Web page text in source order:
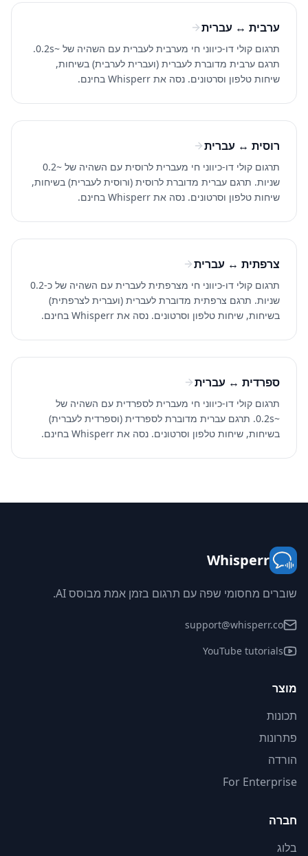
ערבית ↔ עברית
תרגום קולי דו-כיווני חי מערבית לעברית עם השהיה של ~0.2s.
תרגם ערבית מדוברת לעברית (ועברית לערבית) בשיחות,
שיחות טלפון וסרטונים. נסה את Whisperr בחינם.
רוסית ↔ עברית
תרגום קולי דו-כיווני חי מעברית לרוסית עם השהיה של ~0.2
שניות. תרגם עברית מדוברת לרוסית (ורוסית לעברית) בשיחות,
שיחות טלפון וסרטונים. נסה את Whisperr בחינם.
צרפתית ↔ עברית
תרגום קולי דו-כיווני חי מצרפתית לעברית עם השהיה של כ-0.2
שניות. תרגם צרפתית מדוברת לעברית (ועברית לצרפתית)
בשיחות, שיחות טלפון וסרטונים. נסה את Whisperr בחינם.
ספרדית ↔ עברית
תרגום קולי דו-כיווני חי מעברית לספרדית עם השהיה של
~0.2s. תרגם עברית מדוברת לספרדית (וספרדית לעברית)
בשיחות, שיחות טלפון וסרטונים. נסה את Whisperr בחינם.
Whisperr
שוברים מחסומי שפה עם תרגום בזמן אמת מבוסס AI.
support@whisperr.co
YouTube tutorials
מוצר
תכונות
פתרונות
הורדה
For Enterprise
חברה
בלוג